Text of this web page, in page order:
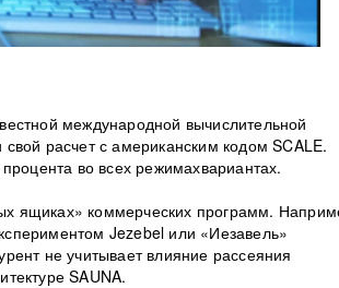
международной вычислительной
расчет с американским кодом SCALE.
во всех режимахвариантах.
ящиках» коммерческих программ.
Jezebel или «Иезавель»
не учитывает влияние рассеяния
SAUNA.